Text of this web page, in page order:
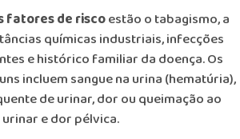
fatores de riscoestão o tabagismo, a
químicas industriais, infecções
e histórico familiar da doença. Os
incluem sangue na urina (hematúria),
de urinar, dor ou queimação ao
urinar e dor pélvica.